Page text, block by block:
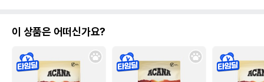
이 상품은 어떠신가요?